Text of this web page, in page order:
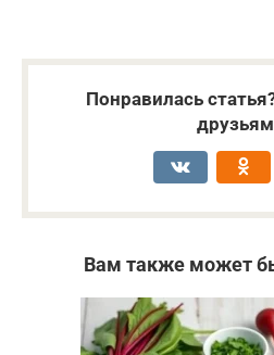
Понравилась
Вам также может